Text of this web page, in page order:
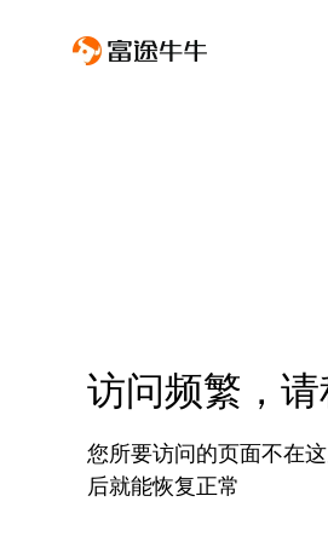
访问频繁，
您所要访问的页面不在
后就能恢复正常